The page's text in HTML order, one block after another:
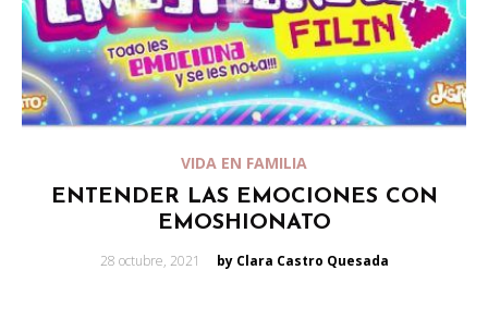
VIDA EN FAMILIA
ENTENDER LAS EMOCIONES CON
EMOSHIONATO
Posted
28 octubre, 2021 by Clara Castro Quesada